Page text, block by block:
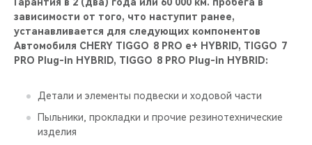
зависимости от того, что наступит ранее,
устанавливается для следующих компонентов
Автомобиля CHERY TIGGO 8 PRO е+ HYBRID, TIGGO 7
PRO Plug-in HYBRID, TIGGO 8 PRO Plug-in HYBRID:
Детали и элементы подвески и ходовой части
Пыльники, прокладки и прочие резинотехнические
изделия